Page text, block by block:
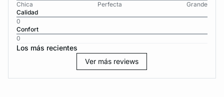
Chica
Perfecta
Grande
Calidad
0
Confort
0
Los más recientes
Ver más reviews